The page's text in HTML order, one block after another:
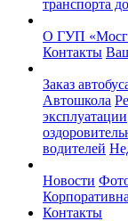
транспорта
О ГУП
Контакты
Заказ
Автошкола
эксплуатации
водителей
Новости
Контакты